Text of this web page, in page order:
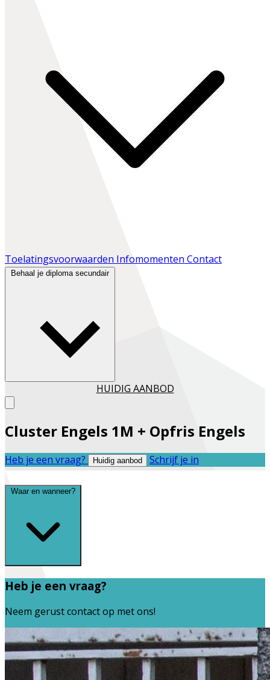
Toelatingsvoorwaarden Infomomenten Contact
Behaal je diploma secundair
HUIDIG AANBOD
Cluster Engels 1M + Opfris Engels
Heb je een vraag? Huidig aanbod Schrijf je in
Waar en wanneer?
Heb je een vraag?
Neem gerust contact op met ons!